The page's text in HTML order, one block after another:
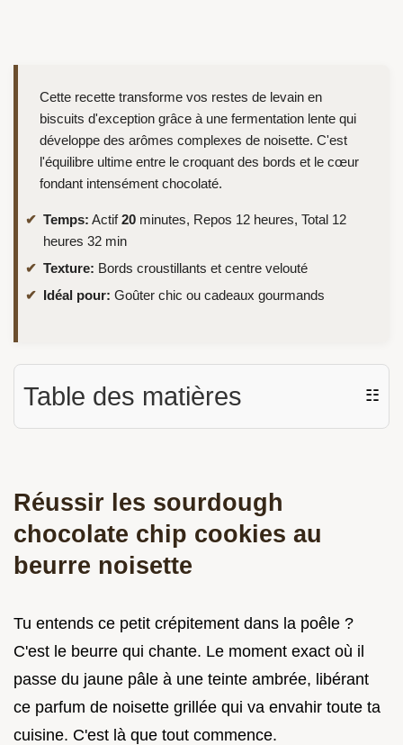
Cette recette transforme vos restes de levain en
biscuits d'exception grâce à une fermentation lente qui
développe des arômes complexes de noisette. C'est
l'équilibre ultime entre le croquant des bords et le cœur
fondant intensément chocolaté.
Temps: Actif20 minutes, Repos 12 heures, Total 12
heures 32 min
Texture: Bords croustillants et centre velouté
Idéal pour: Goûter chic ou cadeaux gourmands
Table des matières ☷
Réussir les sourdough
chocolate chip cookies au
beurre noisette
Tu entends ce petit crépitement dans la poêle ?
C'est le beurre qui chante. Le moment exact où il
passe du jaune pâle à une teinte ambrée, libérant
ce parfum de noisette grillée qui va envahir toute ta
cuisine. C'est là que tout commence.